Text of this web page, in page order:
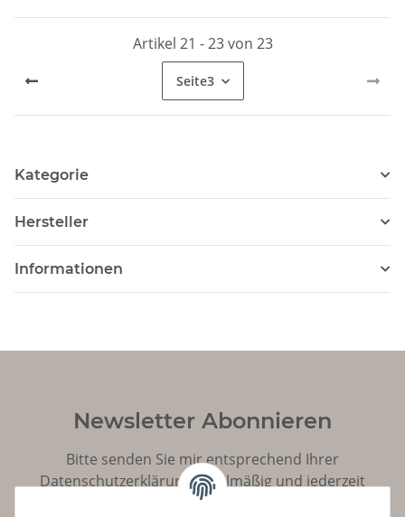
Artikel 21 - 23 von 23
Seite3
Kategorie
Hersteller
Informationen
Newsletter Abonnieren
Bitte senden Sie mir entsprechend Ihrer
Datenschutzerklärungregelmäßig und jederzeit
widerruflich Informationen zu Ihrem Produktsortiment